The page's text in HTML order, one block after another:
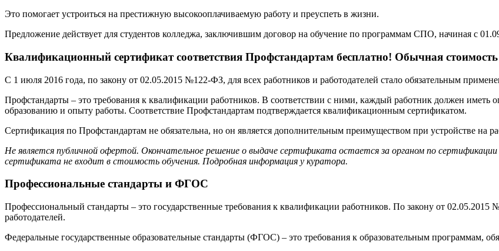
Это помогает устроиться на престижную высокооплачиваемую работу и преуспеть в жизни.
Предложение действует для студентов колледжа, заключившим договор на обучение по программам СПО, начиная с
Квалификационный сертификат соответствия Профстандартам бесплатно! Обычная
С 1 июля 2016 года, по закону от 02.05.2015 №122-ФЗ, для всех работников и работодателей стало обязательным
Профстандарты – это требования к квалификации работников. В соответствии с ними, каждый работник должен
образованию и опыту работы. Соответствие Профстандартам подтверждается квалификационным сертификатом.
Сертификация по Профстандартам не обязательна, но он является дополнительным преимуществом при устройстве на
Не является публичной офертой. Окончательное решение о выдаче сертификата остается за органом по
сертификата не входит в стоимость обучения. Подробная информация у куратора.
Профессиональные стандарты и ФГОС
Профессиональный стандарты – это государственные требования к квалификации работников. По закону от
работодателей.
Федеральные государственные образовательные стандарты (ФГОС) – это требования к образовательным программам,